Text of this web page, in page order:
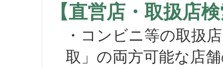
【直営店・取扱店
・コンビニ等の取扱
取」の両方可能な店